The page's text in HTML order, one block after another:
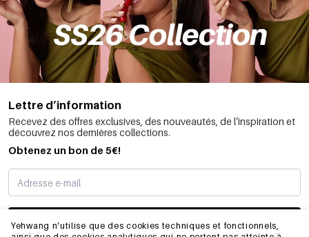
Yehwang n'utilise que des cookies techniques et fonctionnels,
Lettre d’information
Recevez des offres exclusives, des nouveautés, de l’inspiration et
découvrez nos dernières collections.
Obtenez un bon de 5€!
JE M’INSCRIS